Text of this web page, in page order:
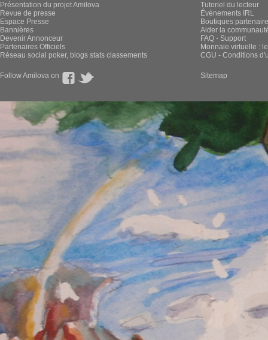
Présentation du projet Amilova
Revue de presse
Espace Presse
Bannières
Devenir Annonceur
Partenaires Officiels
Réseau social poker, blogs stats classements
Tutoriel du lecteur
Évènements IRL
Boutiques
Aider la
FAQ - Support
Monnaie virtuelle :
CGU - Conditions
Follow Amilova on Sitemap